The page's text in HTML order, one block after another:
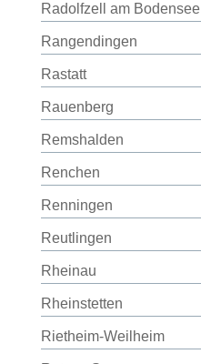
Radolfzell am Bodensee
Rangendingen
Rastatt
Rauenberg
Remshalden
Renchen
Renningen
Reutlingen
Rheinau
Rheinstetten
Rietheim-Weilheim